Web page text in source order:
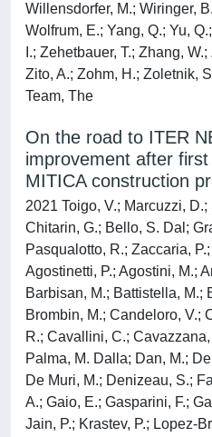
Willensdorfer, M.; Wiringer,
Wolfrum, E.; Yang, Q.; Yu,
I.; Zehetbauer, T.; Zhang,
Zito, A.; Zohm, H.; Zoletnik,
Team, The
On the road to ITER
improvement after
MITICA construction
2021 Toigo, V.; Marcuzzi,
Chitarin, G.; Bello, S. Dal;
Pasqualotto, R.; Zaccaria,
Agostinetti, P.; Agostini, M.;
Barbisan, M.; Battistella, M.;
Brombin, M.; Candeloro, V.;
R.; Cavallini, C.;
Palma, M. Dalla; Dan, M.;
De Muri, M.; Denizeau, S.;
A.; Gaio, E.; Gasparini, F.;
Jain, P.; Krastev, P.; Lopez-